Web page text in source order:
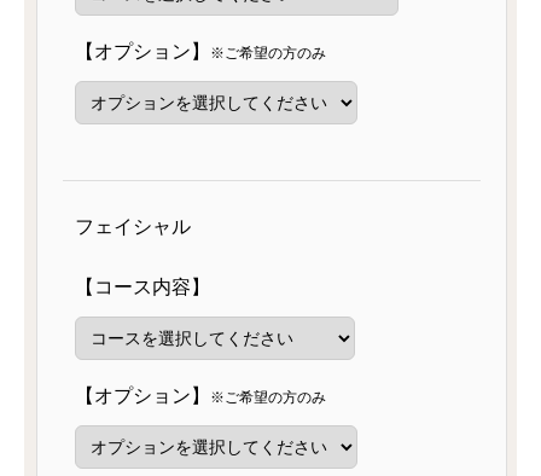
【オプション】 ※ご希望の方のみ
フェイシャル
【コース内容】
【オプション】 ※ご希望の方のみ